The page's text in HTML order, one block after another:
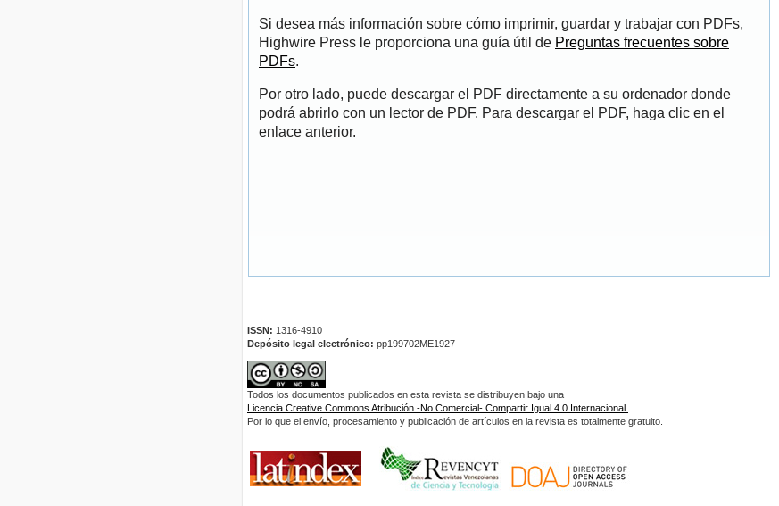
Si desea más información sobre cómo imprimir, guardar y trabajar con PDFs,
Highwire Press le proporciona una guía útil de Preguntas frecuentes sobre
PDFs.
Por otro lado, puede descargar el PDF directamente a su ordenador donde
podrá abrirlo con un lector de PDF. Para descargar el PDF, haga clic en el
enlace anterior.
ISSN: 1316-4910
Depósito legal electrónico: pp199702ME1927
Todos los documentos publicados en esta revista se distribuyen bajo una
Licencia Creative Commons Atribución -No Comercial- Compartir Igual 4.0 Internacional.
Por lo que el envío, procesamiento y publicación de artículos en la revista es totalmente gratuito.